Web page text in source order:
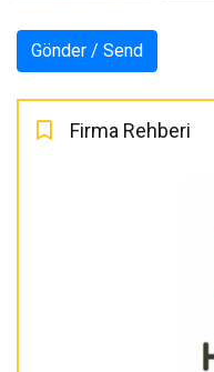
Firma Rehberi